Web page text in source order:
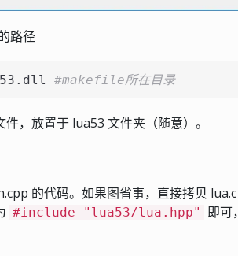
路径
#makefile所在目录
，放置于 lua53 文件夹（随意）。
的代码。如果图省事，直接拷贝
#include "lua53/lua.hpp"
即可